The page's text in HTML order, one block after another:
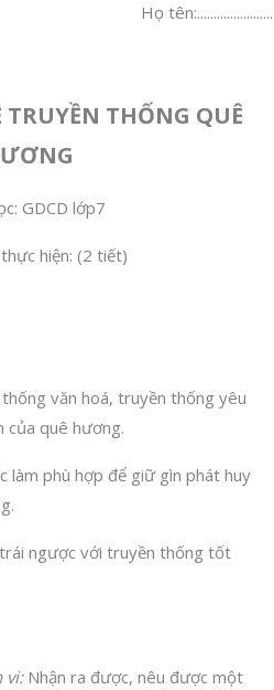
Họ
THỐNG QUÊ
GDCD lớp7
hiện: (2 tiết)
văn hoá, truyền thống yêu
của quê hương.
làm phù hợp để giữ gìn phát huy
ngược với truyền thống tốt
vi:Nhận ra được, nêu được một